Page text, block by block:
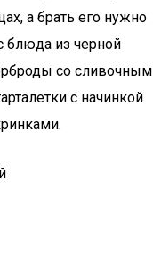
а брать его нужно
блюда из черной
со сливочным
с начинкой